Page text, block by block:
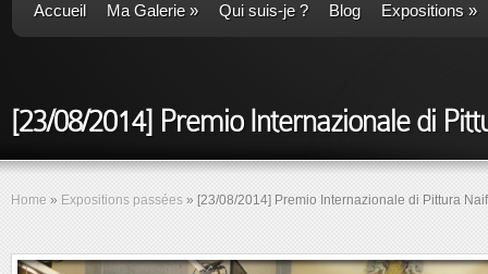
Accueil Ma Galerie» Qui suis-je ? Blog Expositions »
[23/08/2014] Premio Internazionale di
Home » Expositions passées » [23/08/2014] Premio Internazionale di Pittura